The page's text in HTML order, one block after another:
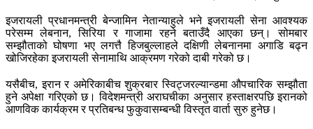
इजरायली प्रधानमन्त्री बेन्जामिन नेतान्याहुले भने इजरायली सेना आवश्यक
परेसम्म लेबनान, सिरिया र गाजामा रहने बताउँदै आएका छन्। सोमबार
सम्झौताको घोषणा भए लगत्तै हिजबुल्लाहले दक्षिणी लेबनानमा अगाडि बढ्न
खोजिरहेका इजरायली सेनामाथि आक्रमण गरेको दाबी गरेको छ।
यसैबीच, इरान र अमेरिकाबीच शुक्रबार स्विट्जरल्यान्डमा औपचारिक सम्झौता
हुने अपेक्षा गरिएको छ। विदेशमन्त्री अराघचीका अनुसार हस्ताक्षरपछि इरानको
आणविक कार्यक्रम र प्रतिबन्ध फुकुवासम्बन्धी विस्तृत वार्ता सुरु हुनेछ।